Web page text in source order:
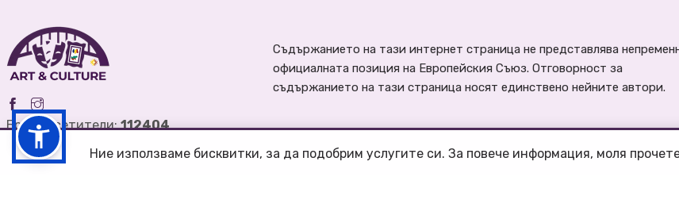
Брой посетители:112404
Съдържанието на тази интернет страница не представлява
официалната позиция на Европейския Съюз. Отговорност за
съдържанието на тази страница носят единствено нейните автори.
Ние използваме бисквитки, за да подобрим услугите си. За повече информация, моля